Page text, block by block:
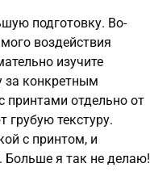
подготовку. Во-
воздействия
изучите
за конкретным
принтами отдельно от
грубую текстуру.
с принтом, и
Больше я так не делаю!